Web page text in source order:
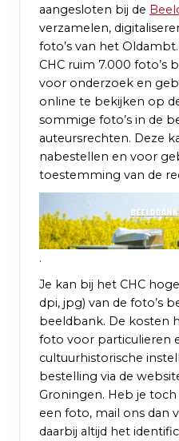
aangesloten bij de
verzamelen,
foto’s van het
CHC ruim 7.000 foto’s
voor onderzoek en
online te bekijken op
sommige foto’s in de
auteursrechten. Deze
nabestellen en voor
toestemming van de
.
Je kan bij het CHC
dpi, jpg) van de foto’s
beeldbank. De kosten
foto voor particulieren
cultuurhistorische
bestelling via de
Groningen. Heb je
een foto, mail ons dan
daarbij altijd het